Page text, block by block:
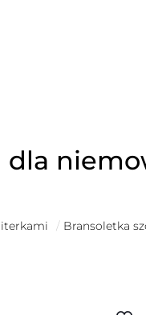
dla
/ Bransoletka